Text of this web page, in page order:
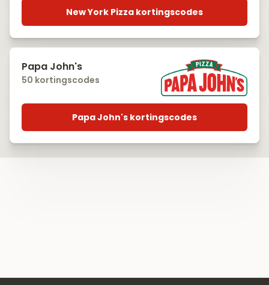
New York Pizza kortingscodes
Papa John's
50 kortingscodes
Papa John's kortingscodes